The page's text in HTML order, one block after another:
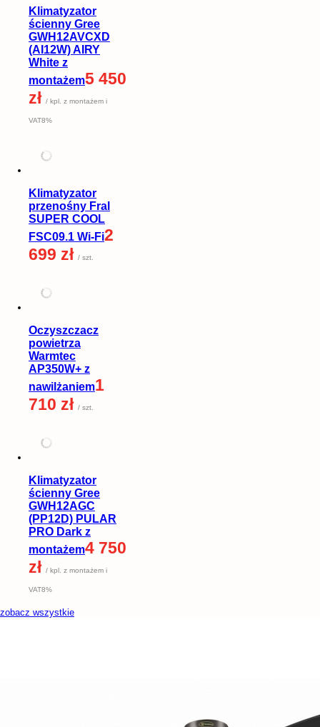
Klimatyzator
ścienny Gree
GWH12AVCXD
(AI12W) AIRY
White z
montażem5 450
zł / kpl. z montażem i
VAT8%
Klimatyzator
przenośny Fral
SUPER COOL
FSC09.1 Wi-Fi2
699 zł / szt.
Oczyszczacz
powietrza
Warmtec
AP350W+ z
nawilżaniem1
710 zł / szt.
Klimatyzator
ścienny Gree
GWH12AGC
(PP12D) PULAR
PRO Dark z
montażem4 750
zł / kpl. z montażem i
VAT8%
zobacz wszystkie